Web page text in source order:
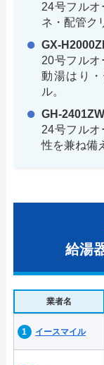
24号フル
ネ・配管ク
GX-
20号フル
動湯はり
ル。
GH-
24号フル
性を兼ね備
給湯
業者名
イースマイル